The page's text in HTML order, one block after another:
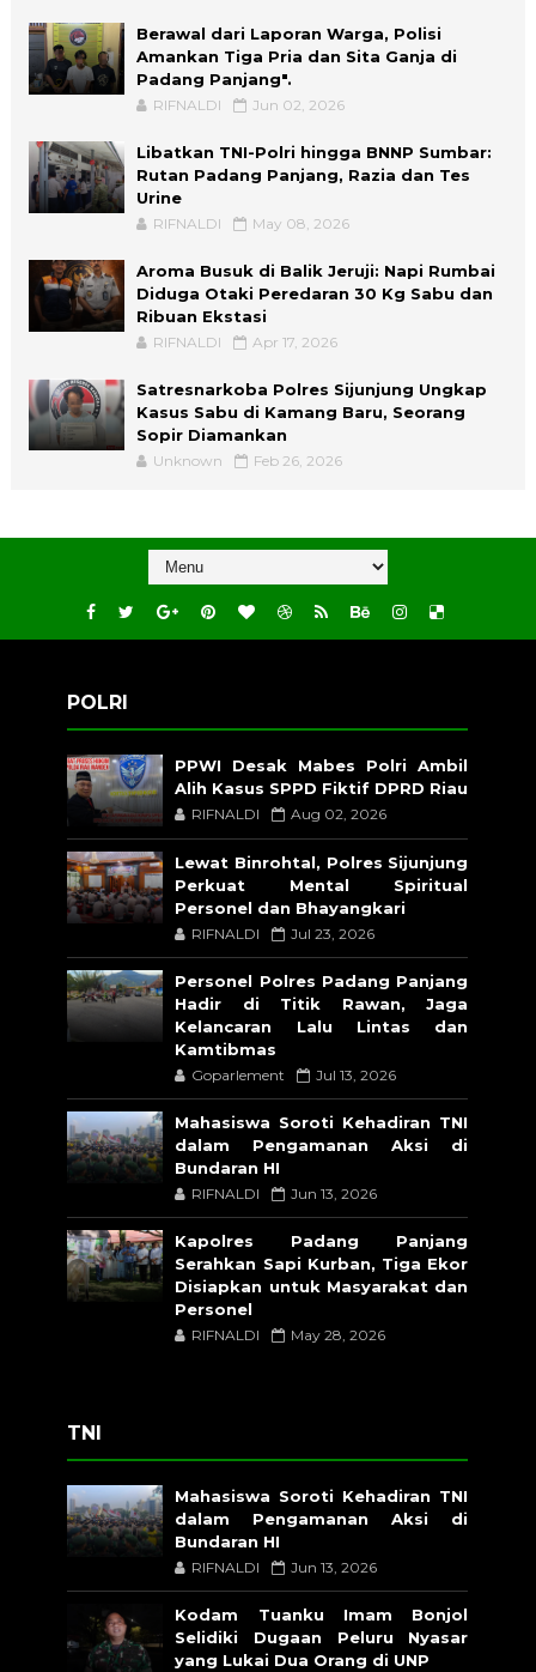
Berawal dari Laporan Warga, Polisi
Amankan Tiga Pria dan Sita Ganja di
Padang Panjang".
RIFNALDI Jun 02, 2026
Libatkan TNI-Polri hingga BNNP Sumbar:
Rutan Padang Panjang, Razia dan Tes
Urine
RIFNALDI May 08, 2026
Aroma Busuk di Balik Jeruji: Napi Rumbai
Diduga Otaki Peredaran 30 Kg Sabu dan
Ribuan Ekstasi
RIFNALDI Apr 17, 2026
Satresnarkoba Polres Sijunjung Ungkap
Kasus Sabu di Kamang Baru, Seorang
Sopir Diamankan
Unknown Feb 26, 2026
POLRI
PPWI Desak Mabes Polri Ambil
Alih Kasus SPPD Fiktif DPRD Riau
RIFNALDI Aug 02, 2026
Lewat Binrohtal, Polres Sijunjung
Perkuat Mental Spiritual
Personel dan Bhayangkari
RIFNALDI Jul 23, 2026
Personel Polres Padang Panjang
Hadir di Titik Rawan, Jaga
Kelancaran Lalu Lintas dan
Kamtibmas
Goparlement Jul 13, 2026
Mahasiswa Soroti Kehadiran TNI
dalam Pengamanan Aksi di
Bundaran HI
RIFNALDI Jun 13, 2026
Kapolres Padang Panjang
Serahkan Sapi Kurban, Tiga Ekor
Disiapkan untuk Masyarakat dan
Personel
RIFNALDI May 28, 2026
TNI
Mahasiswa Soroti Kehadiran TNI
dalam Pengamanan Aksi di
Bundaran HI
RIFNALDI Jun 13, 2026
Kodam Tuanku Imam Bonjol
Selidiki Dugaan Peluru Nyasar
yang Lukai Dua Orang di UNP